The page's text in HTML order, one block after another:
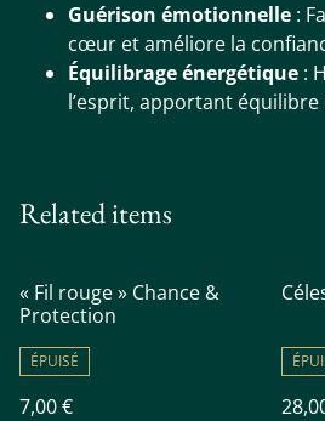
Guérison émotionnelle :
cœur et améliore la
Équilibrage énergétique :
l’esprit, apportant
Related items
« Fil rouge » Chance &
Protection
ÉPUISÉ
7,00 €